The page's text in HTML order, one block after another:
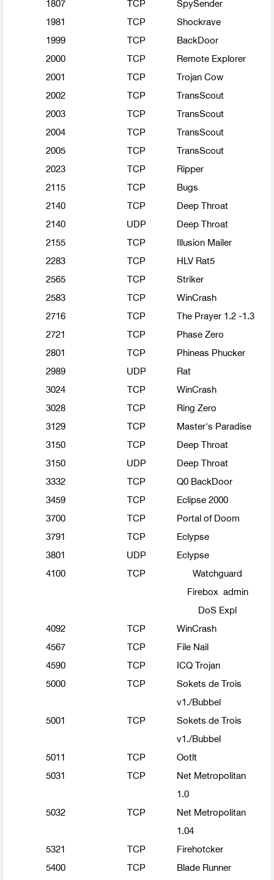
1981
TCP
Shockrave
1999
TCP
BackDoor
2000
TCP
Remote Explorer
2001
TCP
Trojan Cow
2002
TCP
TransScout
2003
TCP
TransScout
2004
TCP
TransScout
2005
TCP
TransScout
2023
TCP
Ripper
2115
TCP
Bugs
2140
TCP
Deep Throat
2140
UDP
Deep Throat
2155
TCP
Illusion Mailer
2283
TCP
HLV Rat5
2565
TCP
Striker
2583
TCP
WinCrash
2716
TCP
The Prayer 1.2 -1.3
2721
TCP
Phase Zero
2801
TCP
Phineas Phucker
2989
UDP
Rat
3024
TCP
WinCrash
3028
TCP
Ring Zero
3129
TCP
Master's Paradise
3150
TCP
Deep Throat
3150
UDP
Deep Throat
3332
TCP
Q0 BackDoor
3459
TCP
Eclipse 2000
3700
TCP
Portal of Doom
3791
TCP
Eclypse
3801
UDP
Eclypse
4100
TCP
Watchguard
Firebox admin
DoS Expl
4092
TCP
WinCrash
4567
TCP
File Nail
4590
TCP
ICQ Trojan
5000
TCP
Sokets de Trois
v1./Bubbel
5001
TCP
Sokets de Trois
v1./Bubbel
5011
TCP
Ootlt
5031
TCP
Net Metropolitan
1.0
5032
TCP
Net Metropolitan
1.04
5321
TCP
Firehotcker
5400
TCP
Blade Runner